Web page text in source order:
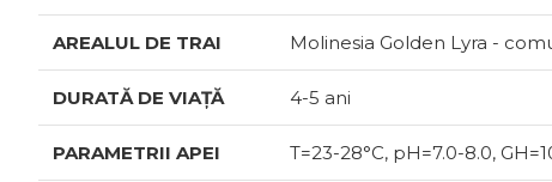
AREALUL DE TRAI Molinesia Golden Lyra -
DURATĂ DE VIAȚĂ 4-5 ani
PARAMETRII APEI Т=23-28°С, pH=7.0-8.0,